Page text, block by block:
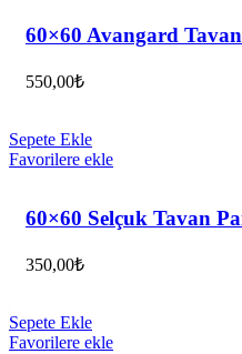
60×60 Avangard
550,00₺
Sepete Ekle
Favorilere ekle
60×60 Selçuk Tavan
350,00₺
Sepete Ekle
Favorilere ekle